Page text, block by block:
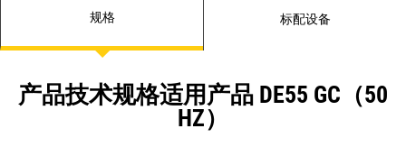
规格 标配设备
产品技术规格适用产品 DE55 GC（50
HZ）